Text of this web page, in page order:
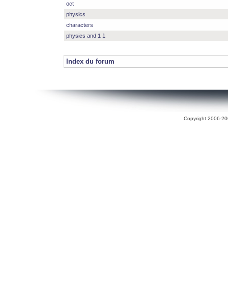
oct
physics
characters
physics and 1 1
Index du forum
Copyright 2006-